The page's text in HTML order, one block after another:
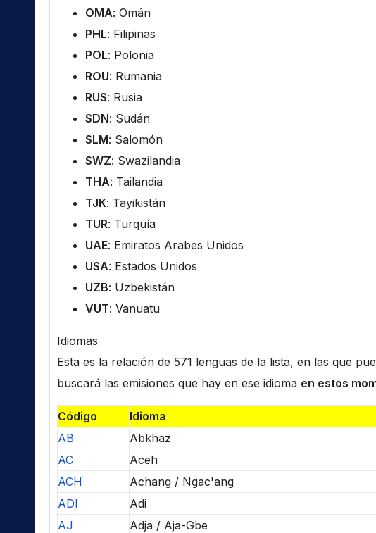
OMA: Omán
PHL: Filipinas
POL: Polonia
ROU: Rumania
RUS: Rusia
SDN: Sudán
SLM: Salomón
SWZ: Swazilandia
THA: Tailandia
TJK: Tayikistán
TUR: Turquía
UAE: Emiratos Arabes Unidos
USA: Estados Unidos
UZB: Uzbekistán
VUT: Vanuatu
Idiomas
Esta es la relación de 571 lenguas de la lista, en las que
buscará las emisiones que hay en ese idioma en estos
Código
Idioma
AB
Abkhaz
AC
Aceh
ACH
Achang / Ngac'ang
ADI
Adi
AJ
Adja / Aja-Gbe